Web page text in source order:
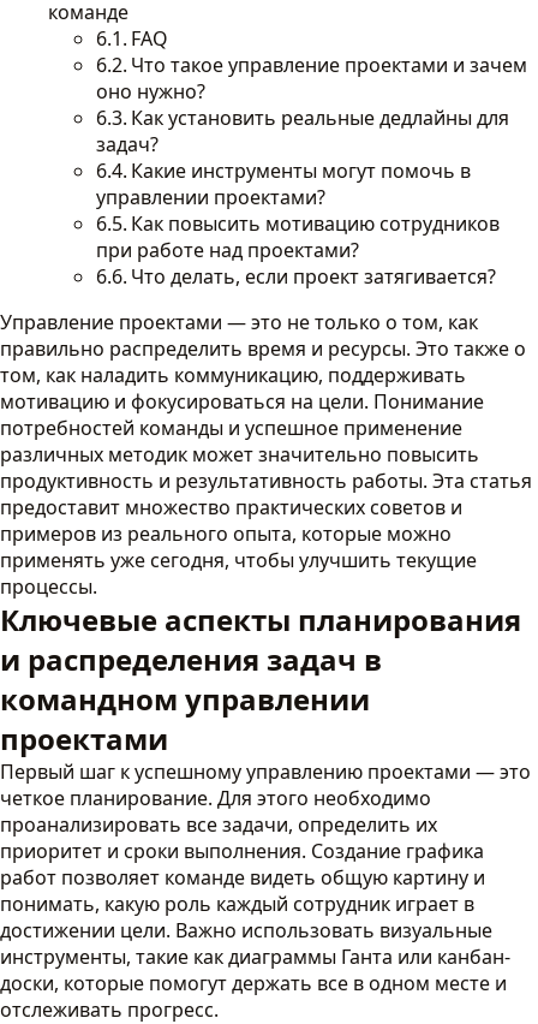
команде
FAQ
Что такое управление проектами и зачем
оно нужно?
Как установить реальные дедлайны для
задач?
Какие инструменты могут помочь в
управлении проектами?
Как повысить мотивацию сотрудников
при работе над проектами?
Что делать, если проект затягивается?
Управление проектами — это не только о том, как
правильно распределить время и ресурсы. Это также о
том, как наладить коммуникацию, поддерживать
мотивацию и фокусироваться на цели. Понимание
потребностей команды и успешное применение
различных методик может значительно повысить
продуктивность и результативность работы. Эта статья
предоставит множество практических советов и
примеров из реального опыта, которые можно
применять уже сегодня, чтобы улучшить текущие
процессы.
Ключевые аспекты планирования
и распределения задач в
командном управлении
проектами
Первый шаг к успешному управлению проектами — это
четкое планирование. Для этого необходимо
проанализировать все задачи, определить их
приоритет и сроки выполнения. Создание графика
работ позволяет команде видеть общую картину и
понимать, какую роль каждый сотрудник играет в
достижении цели. Важно использовать визуальные
инструменты, такие как диаграммы Ганта или канбан-
доски, которые помогут держать все в одном месте и
отслеживать прогресс.